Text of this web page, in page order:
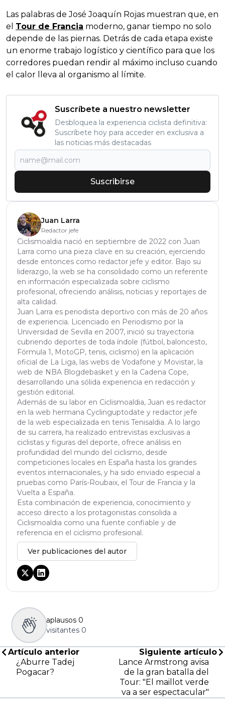
Las palabras de José Joaquín Rojas muestran que, en
el Tour de Francia moderno, ganar tiempo no solo
depende de las piernas. Detrás de cada etapa existe
un enorme trabajo logístico y científico para que los
corredores puedan rendir al máximo incluso cuando
el calor lleva al organismo al límite.
Suscríbete a nuestro newsletter
Desbloquea la experiencia ciclista definitiva:
Suscríbete hoy para acceder en exclusiva a
las noticias más destacadas
Suscribirse
Juan Larra
Redactor jefe
Ciclismoaldia nació en septiembre de 2022 con Juan
Larra como una pieza clave en su creación, ejerciendo
desde entonces como redactor jefe y editor. Bajo su
liderazgo, la web se ha consolidado como un referente
en información especializada sobre ciclismo
profesional, ofreciendo análisis, noticias y reportajes de
alta calidad.
Juan Larra es periodista deportivo con más de 20 años
de experiencia. Licenciado en Periodismo por la
Universidad de Sevilla en 2007, inició su trayectoria
cubriendo deportes de toda índole (fútbol, baloncesto,
Fórmula 1, MotoGP, tenis, ciclismo) en la aplicación
oficial de La Liga, las webs de Vodafone y Movistar, la
web de NBA Blogdebasket y en la Cadena Cope,
desarrollando una sólida experiencia en redacción y
gestión editorial.
Además de su labor en Ciclismoaldia, Juan es redactor
en la web hermana Cyclinguptodate y redactor jefe
de la web especializada en tenis Tenisaldia. A lo largo
de su carrera, ha realizado entrevistas exclusivas a
ciclistas y figuras del deporte, ofrece análisis en
profundidad del mundo del ciclismo, desde
competiciones locales en España hasta los grandes
eventos internacionales, y ha sido enviado especial a
pruebas como París-Roubaix, el Tour de Francia y la
Vuelta a España.
Esta combinación de experiencia, conocimiento y
acceso directo a los protagonistas consolida a
Ciclismoaldia como una fuente confiable y de
referencia en el ciclismo profesional.
Ver publicaciones del autor
aplausos 0
visitantes 0
Artículo anterior
¿Aburre Tadej
Pogacar?
Siguiente artículo
Lance Armstrong avisa
de la gran batalla del
Tour: "El maillot verde
va a ser espectacular"